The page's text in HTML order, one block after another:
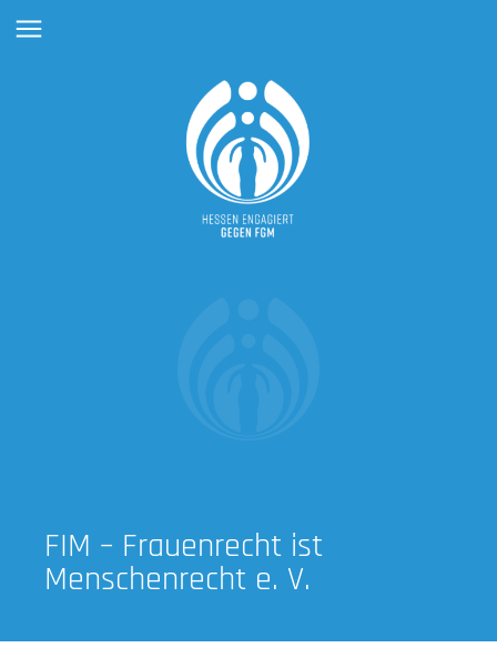
FIM – Frauenrecht ist
Menschenrecht e. V.